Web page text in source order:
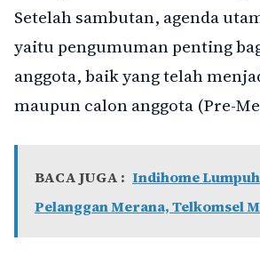
Setelah sambutan, agenda
yaitu pengumuman penting
anggota, baik yang telah
maupun calon anggota (Pre-
BACA JUGA : Indihome
Pelanggan Merana, Telkomsel